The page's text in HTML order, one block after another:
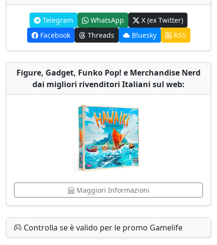
Telegram WhatsApp
X (ex Twitter)
Facebook
Threads Bluesky RSS
Figure, Gadget, Funko Pop! e Merchandise Nerd
dai migliori rivenditori Italiani sul web:
Maggiori Informazioni
Controlla se è valido per le promo Gamelife